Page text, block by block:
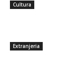
Cultura
Extranjeria